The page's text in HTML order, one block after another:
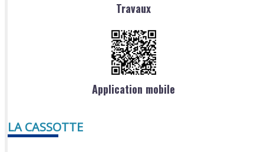
Travaux
Application mobile
LA CASSOTTE